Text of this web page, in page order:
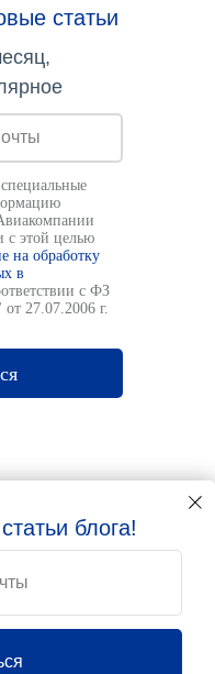
статьи
с этой целью
на обработку
в
с ФЗ
27.07.2006 г.
блога!